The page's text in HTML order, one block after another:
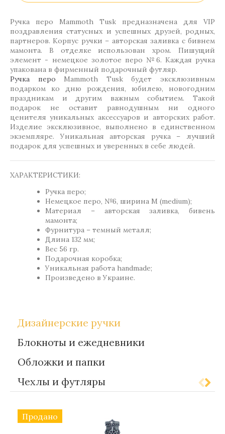
Ручка перо Mammoth Tusk предназначена для VIP
поздравления статусных и успешных друзей, родных,
партнеров. Корпус ручки – авторская заливка с бивнем
мамонта. В отделке использован хром. Пишущий
элемент - немецкое золотое перо №6. Каждая ручка
упакована в фирменный подарочный футляр.
Ручка перо Mammoth Tusk будет эксклюзивным
подарком ко дню рождения, юбилею, новогодним
праздникам и другим важным событием. Такой
подарок не оставит равнодушным ни одного
ценителя уникальных аксессуаров и авторских работ.
Изделие эксклюзивное, выполнено в единственном
экземпляре. Уникальная авторская ручка – лучший
подарок для успешных и уверенных в себе людей.
ХАРАКТЕРИСТИКИ:
Ручка перо;
Немецкое перо, №6, ширина M (medium);
Материал – авторская заливка, бивень
мамонта;
Фурнитура – темный металл;
Длина 132 мм;
Вес 56 гр.
Подарочная коробка;
Уникальная работа handmade;
Произведено в Украине.
Дизайнерские ручки
Блокноты и ежедневники
Обложки и папки
Чехлы и футляры
Продано